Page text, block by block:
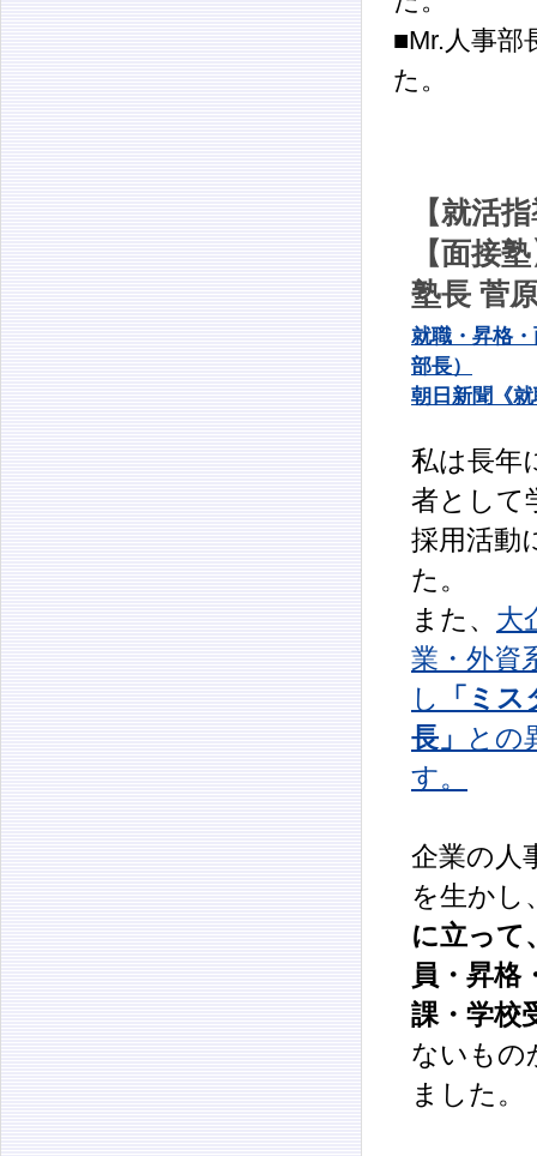
■Mr.人事部
た。
【就活
【面接
塾長 菅
就職・昇格
部長）
朝日新聞《
私は長年
者として
採用活動
た。
また、 大
業・外資
し
「ミ
長」
との
す。
企業の人
を生かし
に立って
員・昇格
課・学校
ないもの
ました。